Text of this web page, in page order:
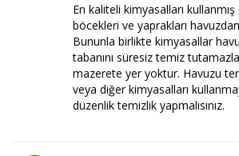
En kaliteli kimyasalları kullanmış
böcekleri ve yaprakları
Bununla birlikte kimyasallar
tabanını süresiz temiz
mazerete yer yoktur. Havuzu
veya diğer kimyasalları
düzenlik temizlik yapmalısınız.